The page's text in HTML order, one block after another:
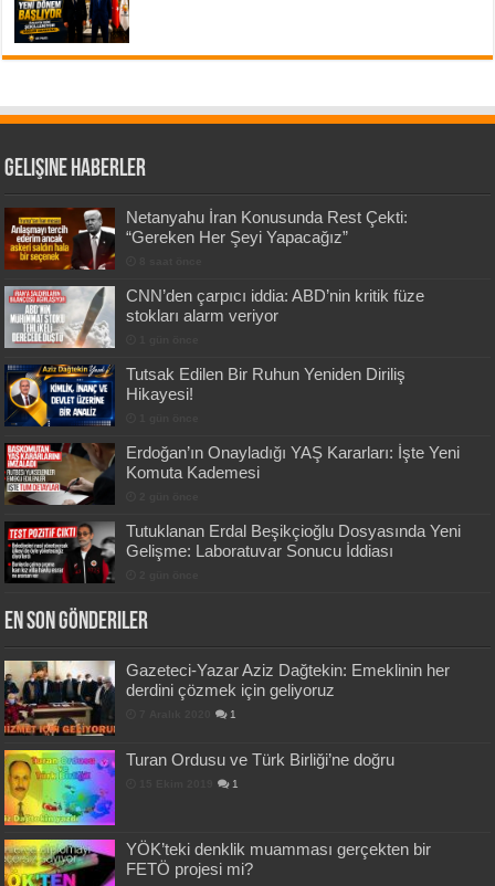
Gelişine Haberler
Netanyahu İran Konusunda Rest Çekti:
“Gereken Her Şeyi Yapacağız”
CNN’den çarpıcı iddia: ABD’nin kritik füze
stokları alarm veriyor
Tutsak Edilen Bir Ruhun Yeniden Diriliş
Hikayesi!
Erdoğan’ın Onayladığı YAŞ Kararları: İşte Yeni
Komuta Kademesi
Tutuklanan Erdal Beşikçioğlu Dosyasında Yeni
Gelişme: Laboratuvar Sonucu İddiası
En Son Gönderiler
Gazeteci-Yazar Aziz Dağtekin: Emeklinin her
derdini çözmek için geliyoruz
1
Turan Ordusu ve Türk Birliği’ne doğru
1
YÖK’teki denklik muamması gerçekten bir
FETÖ projesi mi?